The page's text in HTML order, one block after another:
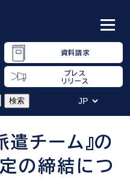
資料請求
プレス
リリース
遣チーム』の
の締結につ